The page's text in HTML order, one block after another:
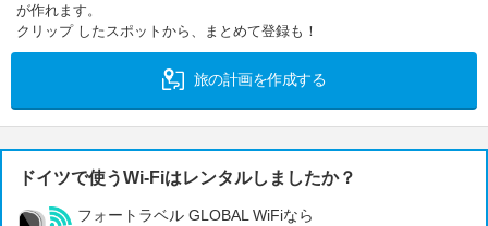
が作れます。
クリップ したスポットから、まとめて登録も！
旅の計画を作成する
ドイツで使うWi-Fiはレンタルしましたか？
フォートラベル GLOBAL WiFiなら